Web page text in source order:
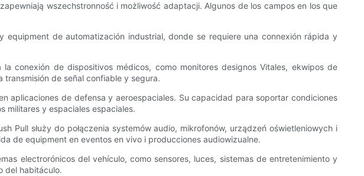
wszechstronność i możliwość adaptacji. Algunos de los campos en los que
equipment de automatización industrial, donde se requiere una connexión rápida y
conexión de dispositivos médicos, como monitores designos Vitales, ekwipos de
de señal confiable y segura.
aplicaciones de defensa y aeroespaciales. Su capacidad para soportar condiciones
militares y espaciales espaciales.
Pull służy do połączenia systemów audio, mikrofonów, urządzeń oświetleniowych i
de equipment en eventos en vivo i producciones audiowizualne.
electrorónicos del vehículo, como sensores, luces, sistemas de entretenimiento y
del habitáculo.